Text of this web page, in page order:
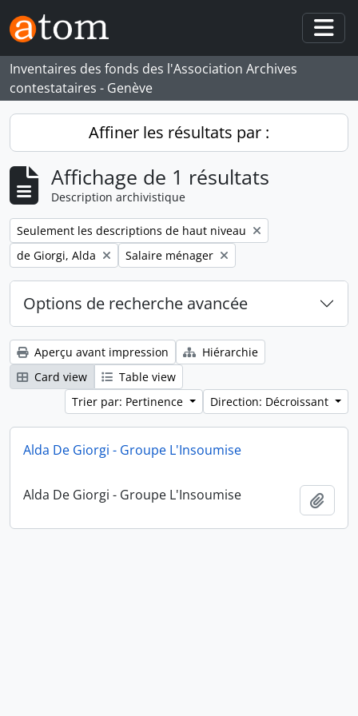
Skip to main content
Inventaires des fonds des l'Association Archives
contestataires - Genève
Affiner les résultats par :
Affichage de 1 résultats
Description archivistique
Remove filter:
Seulement les descriptions de haut niveau
Remove filter:
de Giorgi, Alda Remove filter:
Salaire ménager
Options de recherche avancée
Aperçu avant impression
Hiérarchie
Card view
Table view
Trier par: Pertinence
Direction: Décroissant
Alda De Giorgi - Groupe L'Insoumise
Alda De Giorgi - Groupe L'Insoumise